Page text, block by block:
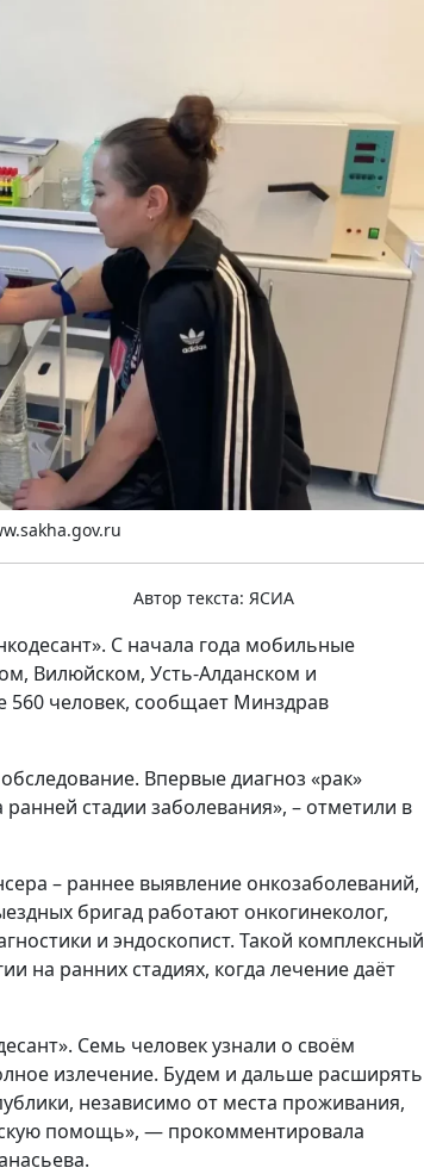
Автор текста: ЯСИА
С начала года мобильные
Вилюйском, Усть-Алданском и
560 человек, сообщает Минздрав
Впервые диагноз «рак»
стадии заболевания», – отметили в
– раннее выявление онкозаболеваний,
бригад работают онкогинеколог,
и эндоскопист. Такой комплексный
на ранних стадиях, когда лечение даёт
Семь человек узнали о своём
излечение. Будем и дальше расширять
независимо от места проживания,
помощь», — прокомментировала